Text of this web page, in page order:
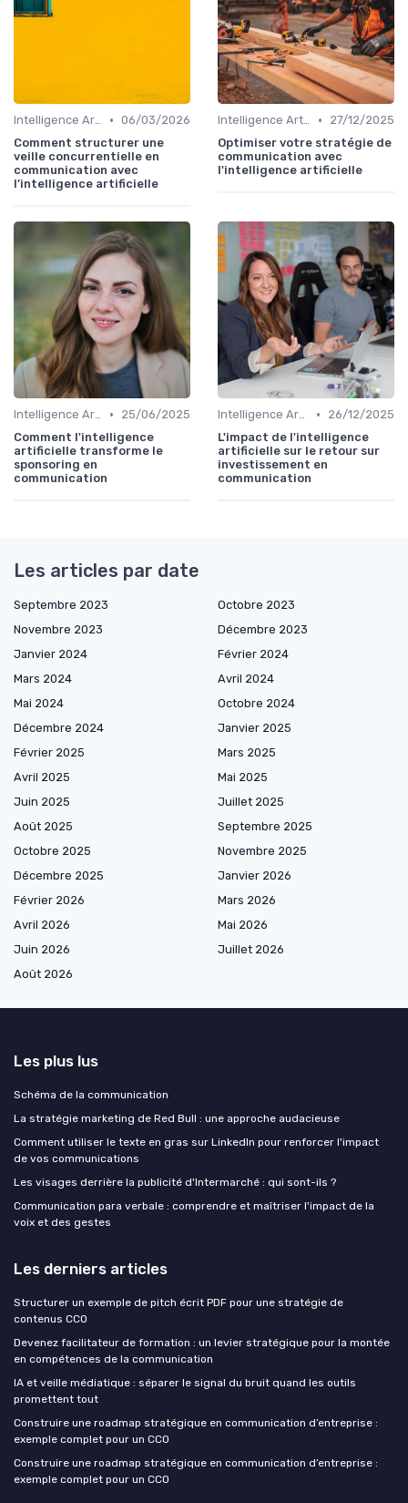
Intelligence Artificielle en communication • 06/03/2026
Comment structurer une
veille concurrentielle en
communication avec
l’intelligence artificielle
Intelligence Artificielle en communication •
27/12/2025
Optimiser votre stratégie de
communication avec
l'intelligence artificielle
Intelligence Artificielle en communication •
25/06/2025
Comment l'intelligence
artificielle transforme le
sponsoring en
communication
Intelligence Artificielle en communication •
26/12/2025
L'impact de l'intelligence
artificielle sur le retour sur
investissement en
communication
Les articles par date
Septembre 2023
Octobre 2023
Novembre 2023
Décembre 2023
Janvier 2024
Février 2024
Mars 2024
Avril 2024
Mai 2024
Octobre 2024
Décembre 2024
Janvier 2025
Février 2025
Mars 2025
Avril 2025
Mai 2025
Juin 2025
Juillet 2025
Août 2025
Septembre 2025
Octobre 2025
Novembre 2025
Décembre 2025
Janvier 2026
Février 2026
Mars 2026
Avril 2026
Mai 2026
Juin 2026
Juillet 2026
Août 2026
Les plus lus
Schéma de la communication
La stratégie marketing de Red Bull : une approche audacieuse
Comment utiliser le texte en gras sur LinkedIn pour renforcer l'impact
de vos communications
Les visages derrière la publicité d'Intermarché : qui sont-ils ?
Communication para verbale : comprendre et maîtriser l'impact de la
voix et des gestes
Les derniers articles
Structurer un exemple de pitch écrit PDF pour une stratégie de
contenus CCO
Devenez facilitateur de formation : un levier stratégique pour la montée
en compétences de la communication
IA et veille médiatique : séparer le signal du bruit quand les outils
promettent tout
Construire une roadmap stratégique en communication d’entreprise :
exemple complet pour un CCO
Construire une roadmap stratégique en communication d’entreprise :
exemple complet pour un CCO